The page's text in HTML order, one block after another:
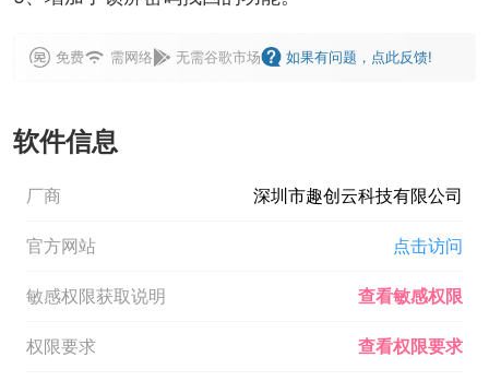
免费 需网络 无需谷歌市场 如果有问题，点此反馈!
软件信息
厂商 深圳市趣创云科技有限公司
官方网站 点击访问
敏感权限获取说明 查看敏感权限
权限要求 查看权限要求